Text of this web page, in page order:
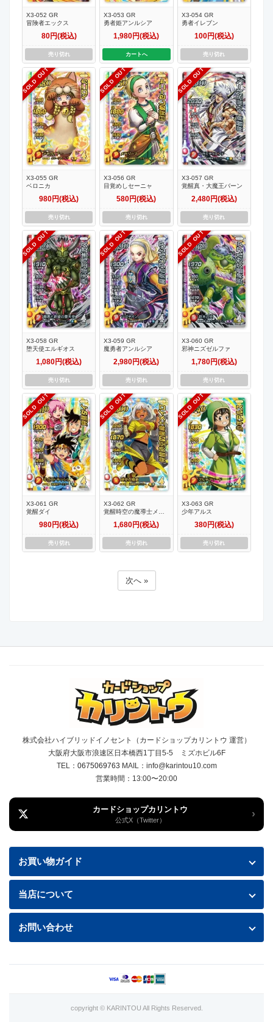
X3-052 GR
冒険者エックス
80円(税込)
売り切れ
X3-053 GR
勇者姫アンルシア
1,980円(税込)
カートへ
X3-054 GR
勇者イレブン
100円(税込)
売り切れ
SOLD OUT
X3-055 GR
ベロニカ
980円(税込)
売り切れ
SOLD OUT
X3-056 GR
目覚めしセーニャ
580円(税込)
売り切れ
SOLD OUT
X3-057 GR
覚醒真・大魔王バーン
2,480円(税込)
売り切れ
SOLD OUT
X3-058 GR
堕天使エルギオス
1,080円(税込)
売り切れ
SOLD OUT
X3-059 GR
魔勇者アンルシア
2,980円(税込)
売り切れ
SOLD OUT
X3-060 GR
邪神ニズゼルファ
1,780円(税込)
売り切れ
SOLD OUT
X3-061 GR
覚醒ダイ
980円(税込)
売り切れ
SOLD OUT
X3-062 GR
覚醒時空の魔導士メイ
1,680円(税込)
売り切れ
SOLD OUT
X3-063 GR
少年アルス
380円(税込)
売り切れ
次へ »
株式会社ハイブリッドイノセント（カードショップカリントウ 運営）
大阪府大阪市浪速区日本橋西1丁目5-5 ミズホビル6F
TEL： 0675069763 MAIL：info@karintou10.com
営業時間：13:00〜20:00
カードショップカリントウ
公式X（Twitter） ›
お買い物ガイド
お買い物ガイド
お支払い方法
当店について
特定商取引法に基づく表記
お問い合わせ
copyright © KARINTOU All Rights Reserved.